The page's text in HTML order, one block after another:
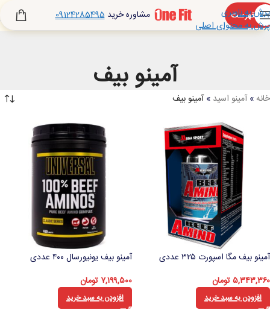
پرش به ناوبری
پرش به محتوای اصلی
فهرست مشاوره خرید09124285495
آمینو بیف
خانه» آمینو اسید »آمینو بیف
آمینو بیف مگا اسپورت ۳۲۵ عددی
۵,۳۴۳,۳۶۰تومان
افزودن به سبد خرید
آمینو بیف یونیورسال ۴۰۰ عددی
۷,۱۹۹,۵۰۰ تومان
افزودن به سبد خرید